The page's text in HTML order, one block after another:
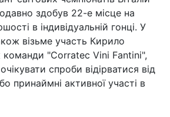
здобув 22-е місце на
в індивідуальній гонці. У
візьме участь Кирило
"Corratec Vini Fantini",
спроби відірватися від
принаймні активної участі в